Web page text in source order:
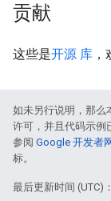
贡献
这些是开源 库
如未另行说明，那么
许可，并且代码示例
参阅 Google 开发者
标。
最后更新时间 (UTC)